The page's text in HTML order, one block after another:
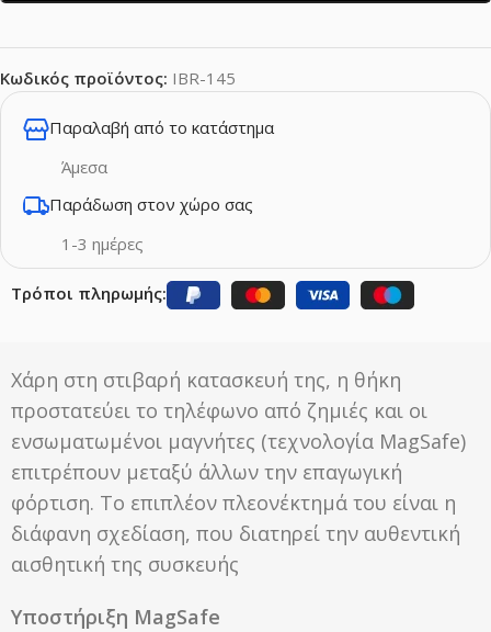
Κωδικός προϊόντος: IBR-145
Παραλαβή από το κατάστημα
Άμεσα
Παράδωση στον χώρο σας
1-3 ημέρες
Τρόποι πληρωμής:
Χάρη στη στιβαρή κατασκευή της, η θήκη
προστατεύει το τηλέφωνο από ζημιές και οι
ενσωματωμένοι μαγνήτες (τεχνολογία MagSafe)
επιτρέπουν μεταξύ άλλων την επαγωγική
φόρτιση. Το επιπλέον πλεονέκτημά του είναι η
διάφανη σχεδίαση, που διατηρεί την αυθεντική
αισθητική της συσκευής
Υποστήριξη MagSafe